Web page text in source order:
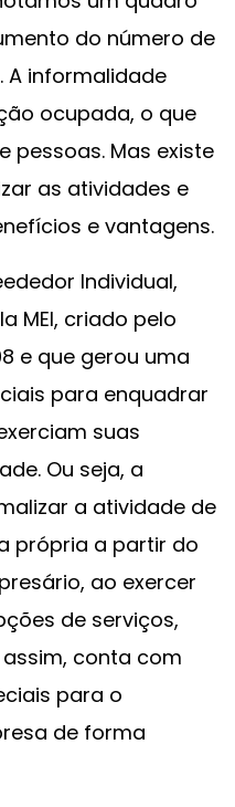
do número de
A informalidade
ocupada, o que
pessoas. Mas existe
as atividades e
e vantagens.
Individual,
MEI, criado pelo
e que gerou uma
para enquadrar
suas
Ou seja, a
a atividade de
própria a partir do
ao exercer
de serviços,
conta com
para o
de forma